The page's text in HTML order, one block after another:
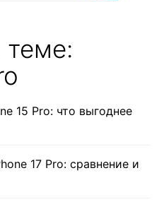
теме:
15 Pro: что выгоднее
17 Pro: сравнение и